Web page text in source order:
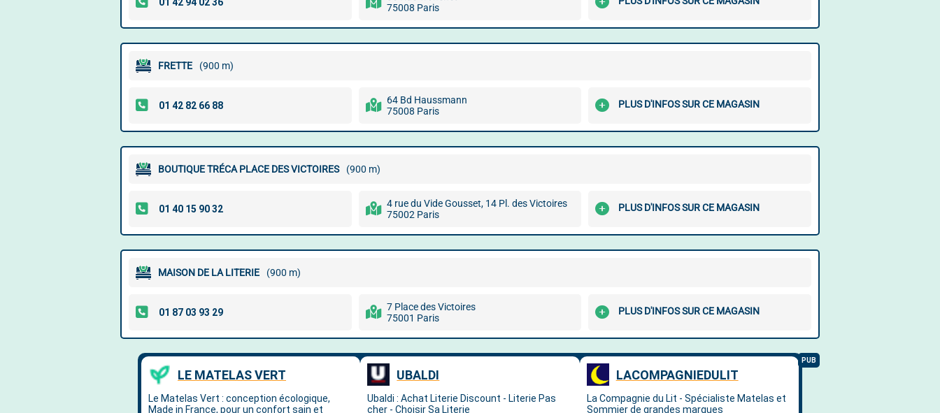
75008 Paris
FRETTE (900 m)
64 Bd Haussmann
75008 Paris
PLUS D'INFOS SUR CE MAGASIN
BOUTIQUE TRÉCA PLACE DES VICTOIRES (900 m)
4 rue du Vide Gousset, 14 Pl. des Victoires
75002 Paris
PLUS D'INFOS SUR CE MAGASIN
MAISON DE LA LITERIE (900 m)
7 Place des Victoires
75001 Paris
PLUS D'INFOS SUR CE MAGASIN